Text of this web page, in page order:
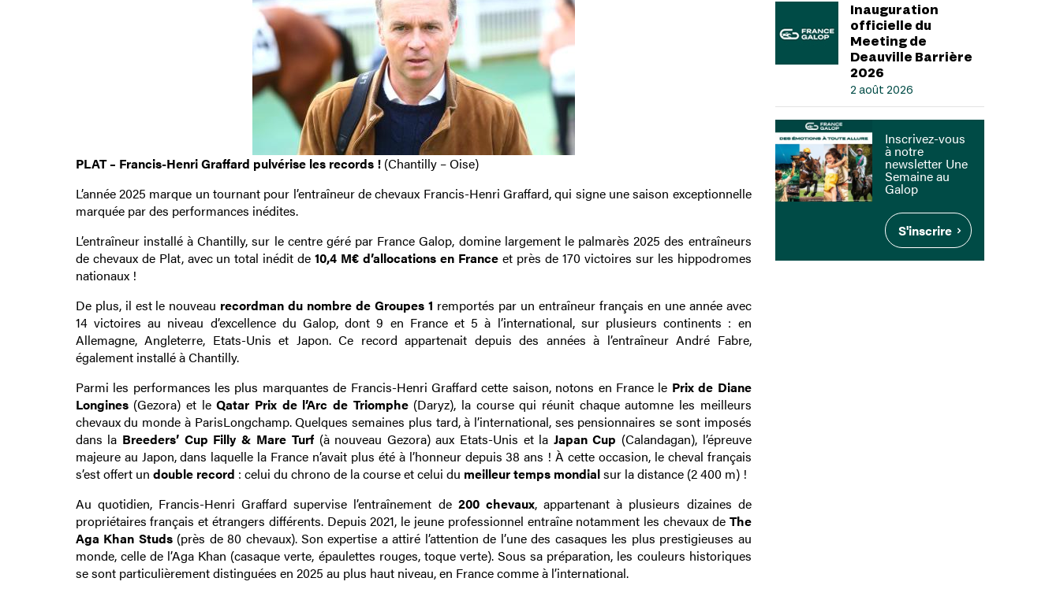
PLAT – Francis-Henri Graffard pulvérise les records ! (Chantilly – Oise)
L’année 2025 marque un tournant pour l’entraîneur de chevaux Francis-Henri Graffard, qui signe une saison exceptionnelle
marquée par des performances inédites.
L’entraîneur installé à Chantilly, sur le centre géré par France Galop, domine largement le palmarès 2025 des entraîneurs
de chevaux de Plat, avec un total inédit de10,4 M€ d’allocations en France et près de 170 victoires sur les hippodromes
nationaux !
De plus, il est le nouveau recordman du nombre de Groupes 1 remportés par un entraîneur français en une année avec
14 victoires au niveau d’excellence du Galop, dont 9 en France et 5 à l’international, sur plusieurs continents : en
Allemagne, Angleterre, Etats-Unis et Japon. Ce record appartenait depuis des années à l’entraîneur André Fabre,
également installé à Chantilly.
Parmi les performances les plus marquantes de Francis-Henri Graffard cette saison, notons en France le Prix de Diane
Longines(Gezora) et leQatar Prix de l’Arc de Triomphe (Daryz), la course qui réunit chaque automne les meilleurs
chevaux du monde à ParisLongchamp. Quelques semaines plus tard, à l’international, ses pensionnaires se sont imposés
dans la Breeders’ Cup Filly & Mare Turf(à nouveau Gezora) aux Etats-Unis et la Japan Cup (Calandagan), l’épreuve
majeure au Japon, dans laquelle la France n’avait plus été à l’honneur depuis 38 ans ! À cette occasion, le cheval français
s’est offert un double record : celui du chrono de la course et celui du meilleur temps mondialsur la distance (2 400 m) !
Au quotidien, Francis-Henri Graffard supervise l’entraînement de 200 chevaux, appartenant à plusieurs dizaines de
propriétaires français et étrangers différents. Depuis 2021, le jeune professionnel entraîne notamment les chevaux de The
Aga Khan Studs(près de 80 chevaux). Son expertise a attiré l’attention de l’une des casaques les plus prestigieuses au
monde, celle de l’Aga Khan (casaque verte, épaulettes rouges, toque verte). Sous sa préparation, les couleurs historiques
se sont particulièrement distinguées en 2025 au plus haut niveau, en France comme à l’international.
Inauguration
officielle du
Meeting de
Deauville Barrière
2026
2 août 2026
Inscrivez-vous
à notre
newsletter Une
Semaine au
Galop
S'inscrire